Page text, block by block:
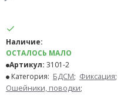
Наличие:
ОСТАЛОСЬ МАЛО
Артикул: 3101-2
Категория: БДСМ; Фиксация;
Ошейники, поводки;